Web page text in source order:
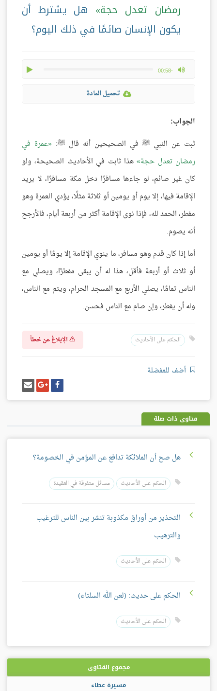
رمضان تعدل حجة
هل يشترط أن
يكون الإنسان صائمًا في ذلك اليوم؟
-00:58
max volume
تحميل المادة
الجواب:
ثبت عن النبي ﷺ في الصحيحين أنه قال ﷺ:
عمرة في
رمضان تعدل حجة هذا ثابت في الأحاديث الصحيحة، ولو
كان غير صائم، لو جاءها مسافرًا دخل مكة مسافرًا، لا يريد
الإقامة فيها، إلا يوم أو يومين أو ثلاثة مثلًا، يؤدي العمرة وهو
مفطر، الحمد لله، فإذا نوى الإقامة أكثر من أربعة أيام، فالأرجح
أنه يصوم.
أما إذا كان قدم وهو مسافر، ما ينوي الإقامة إلا يومًا أو يومين
أو ثلاث أو أربعة فأقل، هذا له أن يبقى مفطرًا، ويصلي مع
الناس تمامًا، يصلي الأربع مع المسجد الحرام، ويتم مع الناس،
وله أن يفطر، وإن صام مع الناس فحسن.
الحكم على الأحاديث الإبلاغ عن خطأ
أضف للمفضلة
شارك
على
فيسبوك
شارك
على
غوغل
بلس
إرسل
إيميل
فتاوى ذات صلة
هل صح أن الملائكة تدافع عن المؤمن في الخصومة؟
الحكم على الأحاديث مسائل متفرقة في العقيدة
التحذير من أوراق مكذوبة تنشر بين الناس للترغيب
والترهيب
الحكم على الأحاديث
الحكم على حديث: (لعن الله السلتاء)
الحكم على الأحاديث
مجموع الفتاوى
مسيرة عطاء